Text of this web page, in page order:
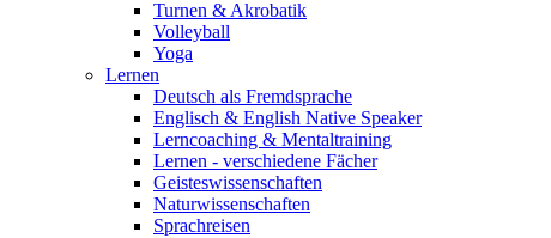
Turnen & Akrobatik
Volleyball
Yoga
Lernen
Deutsch als Fremdsprache
Englisch & English Native Speaker
Lerncoaching & Mentaltraining
Lernen - verschiedene Fächer
Geisteswissenschaften
Naturwissenschaften
Sprachreisen